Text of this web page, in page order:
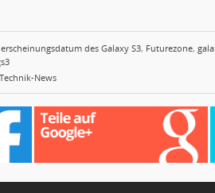
erscheinungsdatum des Galaxy S3, Futurezone,
Technik-News